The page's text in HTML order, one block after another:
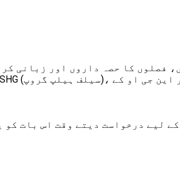
فصلوں کا حصہ داروں اور زبانی
لیے درخواست دیتے وقت اس بات